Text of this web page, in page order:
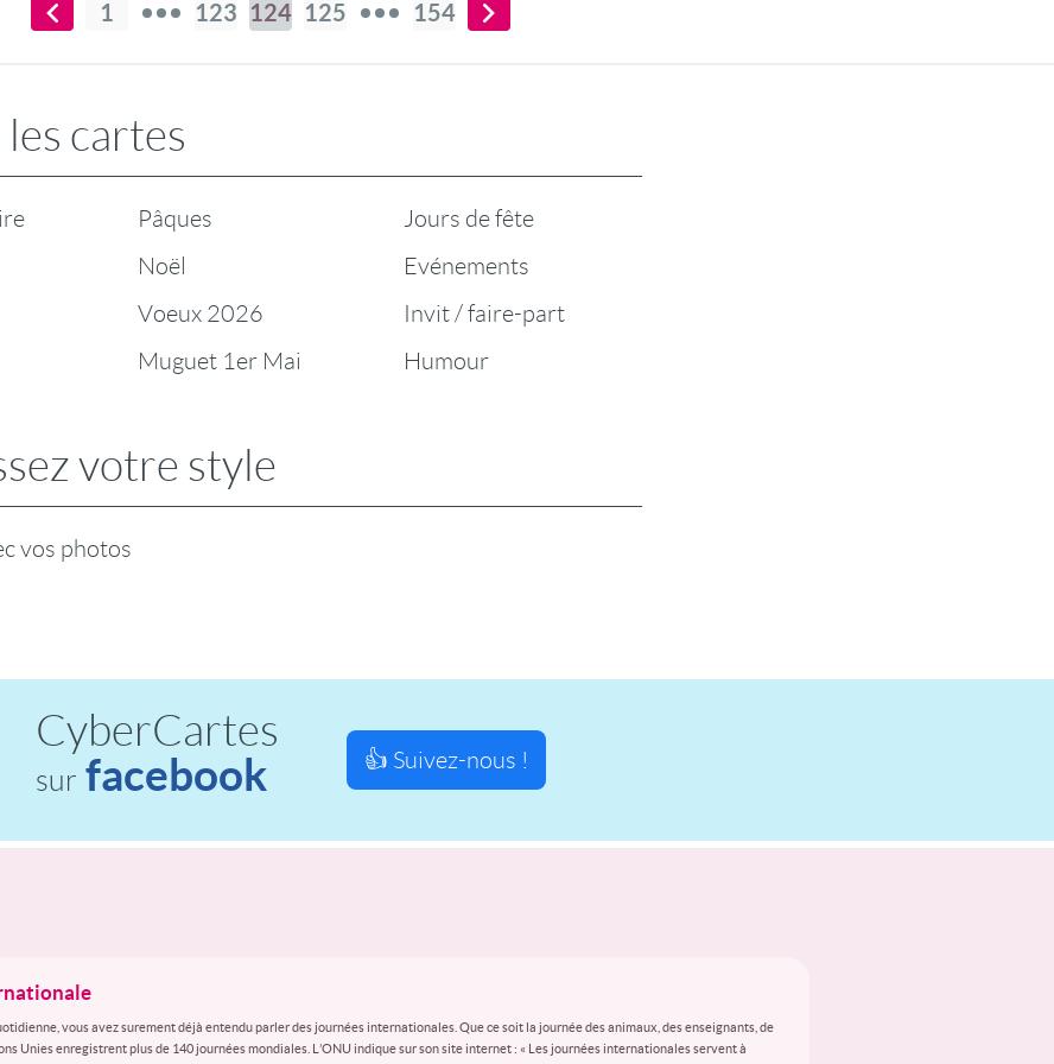
1 123 124 125 154
cartes
Pâques
Noël
Voeux 2026
Muguet 1er Mai
Jours de fête
Evénements
Invit / faire-part
Humour
votre style
vos photos
CyberCartes
sur facebook 👍 Suivez-nous !
vous avez surement déjà entendu parler des journées internationales. Que ce soit la journée des animaux, des enseignants, de
Unies enregistrent plus de 140 journées mondiales. L’ONU indique sur son site internet : « Les journées internationales servent à